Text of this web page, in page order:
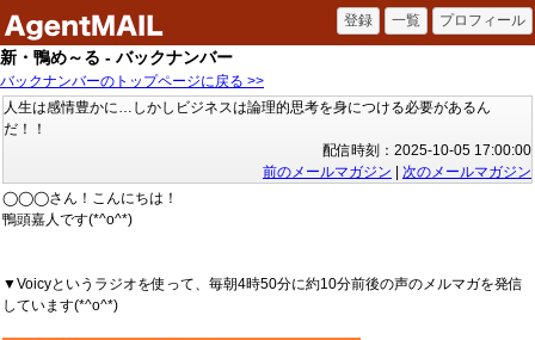
新・鴨め～る - バックナンバー
バックナンバーのトップページに戻る >>
人生は感情豊かに…しかしビジネスは論理的思考を身につける必要があるん
だ！！
配信時刻：2025-10-05 17:00:00
前のメールマガジン
次のメールマガジン
◯◯◯さん！こんにちは！
鴨頭嘉人です(*^o^*)
▼Voicyというラジオを使って、毎朝4時50分に約10分前後の声のメルマガを発信
しています(*^o^*)